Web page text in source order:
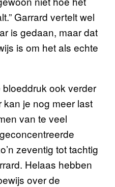
Garrard vertelt wel
is gedaan, maar dat
is om het als echte
bloeddruk ook verder
je nog meer last
van te veel
zeventig tot tachtig
Helaas hebben
over de